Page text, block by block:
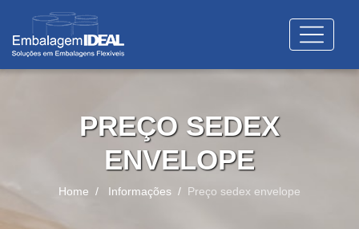
PREÇO SEDEX
ENVELOPE
Home Informações Preço sedex envelope